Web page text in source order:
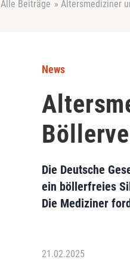
Alle Beiträge » Altersmediziner
News
Die Deutsche
ein böllerfreies
Die Mediziner
21.02.2025